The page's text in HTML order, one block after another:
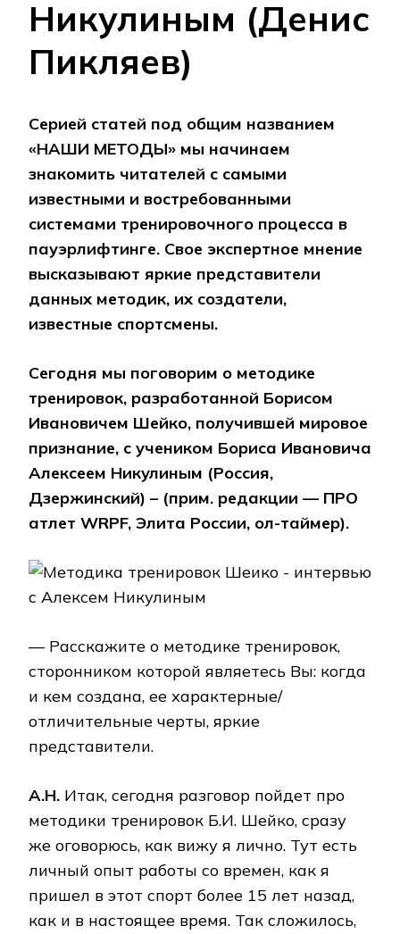
Никулиным (Денис
Пикляев)
Серией статей под общим названием
«НАШИ МЕТОДЫ» мы начинаем
знакомить читателей с самыми
известными и востребованными
системами тренировочного процесса в
пауэрлифтинге. Свое экспертное мнение
высказывают яркие представители
данных методик, их создатели,
известные спортсмены.
Сегодня мы поговорим о методике
тренировок, разработанной Борисом
Ивановичем Шейко, получившей мировое
признание, с учеником Бориса Ивановича
Алексеем Никулиным (Россия,
Дзержинский) – (прим. редакции — ПРО
атлет WRPF, Элита России, ол-таймер).
— Расскажите о методике тренировок,
сторонником которой являетесь Вы: когда
и кем создана, ее характерные/
отличительные черты, яркие
представители.
А.Н. Итак, сегодня разговор пойдет про
методики тренировок Б.И. Шейко, сразу
же оговорюсь, как вижу я лично. Тут есть
личный опыт работы со времен, как я
пришел в этот спорт более 15 лет назад,
как и в настоящее время. Так сложилось,